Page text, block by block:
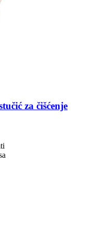
za čišćenje